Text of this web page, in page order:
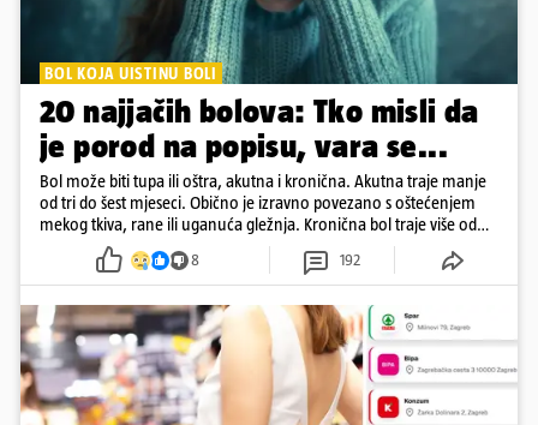
BOL KOJA UISTINU BOLI
20 najjačih bolova: Tko misli da
je porod na popisu, vara se...
Bol može biti tupa ili oštra, akutna i kronična. Akutna traje manje
od tri do šest mjeseci. Obično je izravno povezano s oštećenjem
mekog tkiva, rane ili uganuća gležnja. Kronična bol traje više od
šest mjeseci
8 192